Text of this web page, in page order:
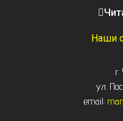
Знаменка, Долинская,
Звенигородка,
Монастырище, Смела,
Черкассы,
Наши
ул.
email: